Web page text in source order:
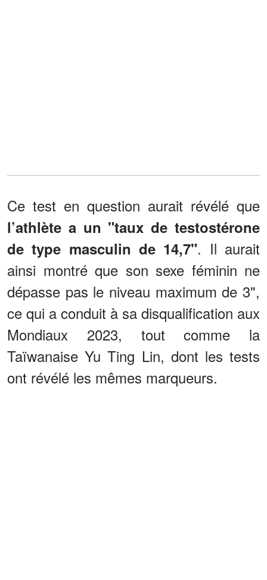
Ce test en question aurait révélé que
l’athlète a un "taux de testostérone
de type masculin de 14,7". Il aurait
ainsi montré que son sexe féminin ne
dépasse pas le niveau maximum de 3",
ce qui a conduit à sa disqualification aux
Mondiaux 2023, tout comme la
Taïwanaise Yu Ting Lin, dont les tests
ont révélé les mêmes marqueurs.